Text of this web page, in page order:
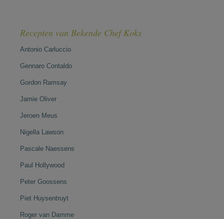
Recepten van Bekende Chef Koks
Antonio Carluccio
Gennaro Contaldo
Gordon Ramsay
Jamie Oliver
Jeroen Meus
Nigella Lawson
Pascale Naessens
Paul Hollywood
Peter Goossens
Piet Huysentruyt
Roger van Damme